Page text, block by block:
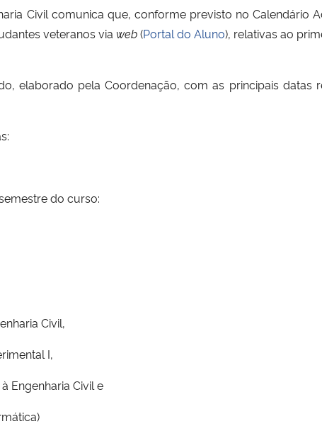
Civil comunica que, conforme previsto no Calendário
veteranos via web(Portal do Aluno), relativas ao
elaborado pela Coordenação, com as principais datas
do curso:
Civil,
I,
Civil e